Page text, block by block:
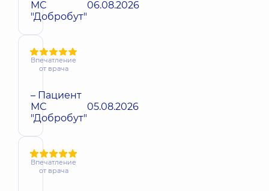
МС
"Добробут"
06.08.2026
Впечатление
от врача
– Пациент
МС
"Добробут"
05.08.2026
Впечатление
от врача